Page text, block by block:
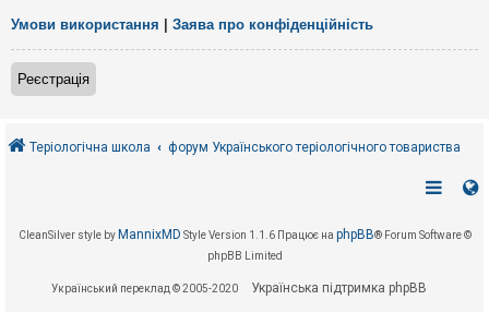
А
к
т
и
і
Умови використання Заява про конфіденційність
Реєстрація
Теріологічна школа форум Українського теріологічного товариства
CleanSilver style by MannixMD Style Version 1.1.6 Працює на phpBB® Forum Software ©
phpBB Limited
Український переклад © 2005-2020 Українська підтримка phpBB